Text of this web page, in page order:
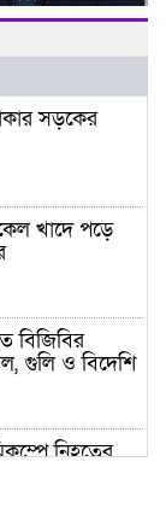
সড়কের
খাদে পড়ে
বিজিবির
গুলি ও বিদেশি
নিহতের